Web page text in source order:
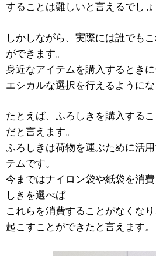
することは難しいと言えるでしょ
しかしながら、実際には誰でも
ができます。
身近なアイテムを購入するときに
エシカルな選択を行えるようにな
たとえば、ふろしきを購入する
だと言えます。
ふろしきは荷物を運ぶために活
テムです。
今まではナイロン袋や紙袋を消
しきを選べば
これらを消費することがなくな
起こすことができたと言えます。